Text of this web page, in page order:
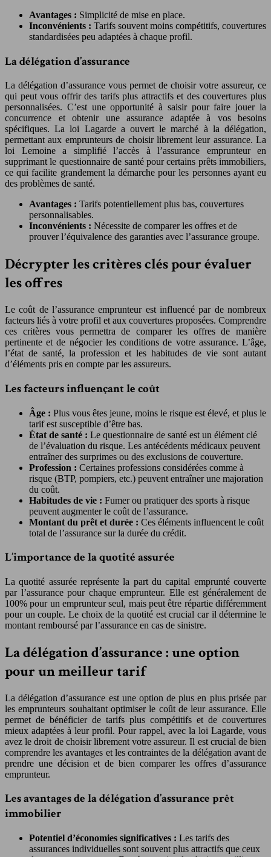
Avantages : Simplicité de mise en place.
Inconvénients : Tarifs souvent moins compétitifs, couvertures
standardisées peu adaptées à chaque profil.
La délégation d’assurance
La délégation d’assurance vous permet de choisir votre assureur, ce
qui peut vous offrir des tarifs plus attractifs et des couvertures plus
personnalisées. C’est une opportunité à saisir pour faire jouer la
concurrence et obtenir une assurance adaptée à vos besoins
spécifiques. La loi Lagarde a ouvert le marché à la délégation,
permettant aux emprunteurs de choisir librement leur assurance. La
loi Lemoine a simplifié l’accès à l’assurance emprunteur en
supprimant le questionnaire de santé pour certains prêts immobiliers,
ce qui facilite grandement la démarche pour les personnes ayant eu
des problèmes de santé.
Avantages : Tarifs potentiellement plus bas, couvertures
personnalisables.
Inconvénients : Nécessite de comparer les offres et de
prouver l’équivalence des garanties avec l’assurance groupe.
Décrypter les critères clés pour évaluer
les offres
Le coût de l’assurance emprunteur est influencé par de nombreux
facteurs liés à votre profil et aux couvertures proposées. Comprendre
ces critères vous permettra de comparer les offres de manière
pertinente et de négocier les conditions de votre assurance. L’âge,
l’état de santé, la profession et les habitudes de vie sont autant
d’éléments pris en compte par les assureurs.
Les facteurs influençant le coût
Âge : Plus vous êtes jeune, moins le risque est élevé, et plus le
tarif est susceptible d’être bas.
État de santé : Le questionnaire de santé est un élément clé
de l’évaluation du risque. Les antécédents médicaux peuvent
entraîner des surprimes ou des exclusions de couverture.
Profession : Certaines professions considérées comme à
risque (BTP, pompiers, etc.) peuvent entraîner une majoration
du coût.
Habitudes de vie : Fumer ou pratiquer des sports à risque
peuvent augmenter le coût de l’assurance.
Montant du prêt et durée : Ces éléments influencent le coût
total de l’assurance sur la durée du crédit.
L’importance de la quotité assurée
La quotité assurée représente la part du capital emprunté couverte
par l’assurance pour chaque emprunteur. Elle est généralement de
100% pour un emprunteur seul, mais peut être répartie différemment
pour un couple. Le choix de la quotité est crucial car il détermine le
montant remboursé par l’assurance en cas de sinistre.
La délégation d’assurance : une option
pour un meilleur tarif
La délégation d’assurance est une option de plus en plus prisée par
les emprunteurs souhaitant optimiser le coût de leur assurance. Elle
permet de bénéficier de tarifs plus compétitifs et de couvertures
mieux adaptées à leur profil. Pour rappel, avec la loi Lagarde, vous
avez le droit de choisir librement votre assureur. Il est crucial de bien
comprendre les avantages et les contraintes de la délégation avant de
prendre une décision et de bien comparer les offres d’assurance
emprunteur.
Les avantages de la délégation d’assurance prêt
immobilier
Potentiel d’économies significatives : Les tarifs des
assurances individuelles sont souvent plus attractifs que ceux